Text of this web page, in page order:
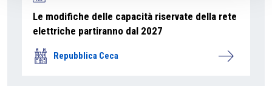
Le modifiche delle capacità riservate della rete
elettriche partiranno dal 2027
Repubblica Ceca